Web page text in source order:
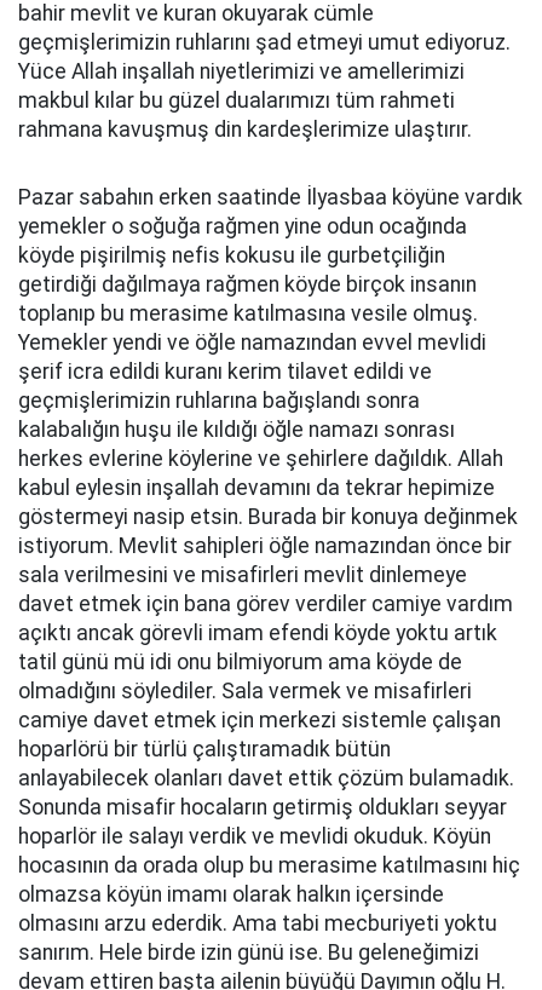
bahir mevlit ve kuran okuyarak cümle
geçmişlerimizin ruhlarını şad etmeyi umut ediyoruz.
Yüce Allah inşallah niyetlerimizi ve amellerimizi
makbul kılar bu güzel dualarımızı tüm rahmeti
rahmana kavuşmuş din kardeşlerimize ulaştırır.
Pazar sabahın erken saatinde İlyasbaa köyüne vardık
yemekler o soğuğa rağmen yine odun ocağında
köyde pişirilmiş nefis kokusu ile gurbetçiliğin
getirdiği dağılmaya rağmen köyde birçok insanın
toplanıp bu merasime katılmasına vesile olmuş.
Yemekler yendi ve öğle namazından evvel mevlidi
şerif icra edildi kuranı kerim tilavet edildi ve
geçmişlerimizin ruhlarına bağışlandı sonra
kalabalığın huşu ile kıldığı öğle namazı sonrası
herkes evlerine köylerine ve şehirlere dağıldık. Allah
kabul eylesin inşallah devamını da tekrar hepimize
göstermeyi nasip etsin. Burada bir konuya değinmek
istiyorum. Mevlit sahipleri öğle namazından önce bir
sala verilmesini ve misafirleri mevlit dinlemeye
davet etmek için bana görev verdiler camiye vardım
açıktı ancak görevli imam efendi köyde yoktu artık
tatil günü mü idi onu bilmiyorum ama köyde de
olmadığını söylediler. Sala vermek ve misafirleri
camiye davet etmek için merkezi sistemle çalışan
hoparlörü bir türlü çalıştıramadık bütün
anlayabilecek olanları davet ettik çözüm bulamadık.
Sonunda misafir hocaların getirmiş oldukları seyyar
hoparlör ile salayı verdik ve mevlidi okuduk. Köyün
hocasının da orada olup bu merasime katılmasını hiç
olmazsa köyün imamı olarak halkın içersinde
olmasını arzu ederdik. Ama tabi mecburiyeti yoktu
sanırım. Hele birde izin günü ise. Bu geleneğimizi
devam ettiren başta ailenin büyüğü Dayımın oğlu H.